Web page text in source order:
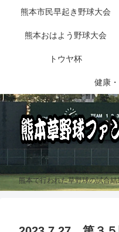
熊本で行われた草野球の試合結
熊本市民早起き野球大会
熊本おはよう野球大会
トウヤ杯
健康